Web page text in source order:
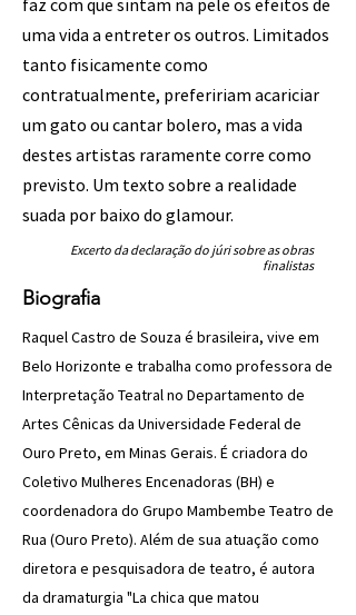
faz com que sintam na pele os efeitos de
uma vida a entreter os outros. Limitados
tanto fisicamente como
contratualmente, prefeririam acariciar
um gato ou cantar bolero, mas a vida
destes artistas raramente corre como
previsto. Um texto sobre a realidade
suada por baixo do glamour.
Excerto da declaração do júri sobre as obras
finalistas
Biografia
Raquel Castro de Souza é brasileira, vive em
Belo Horizonte e trabalha como professora de
Interpretação Teatral no Departamento de
Artes Cênicas da Universidade Federal de
Ouro Preto, em Minas Gerais. É criadora do
Coletivo Mulheres Encenadoras (BH) e
coordenadora do Grupo Mambembe Teatro de
Rua (Ouro Preto). Além de sua atuação como
diretora e pesquisadora de teatro, é autora
da dramaturgia "La chica que matou